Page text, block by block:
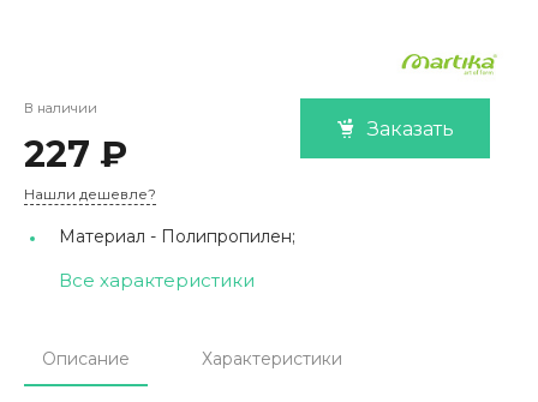
В наличии
227 ₽
Заказать
Нашли дешевле?
Материал - Полипропилен;
Все характеристики
Описание Характеристики